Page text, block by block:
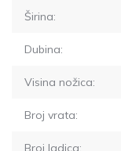
Širina:
Dubina:
Visina nožica:
Broj vrata:
Broj ladica: